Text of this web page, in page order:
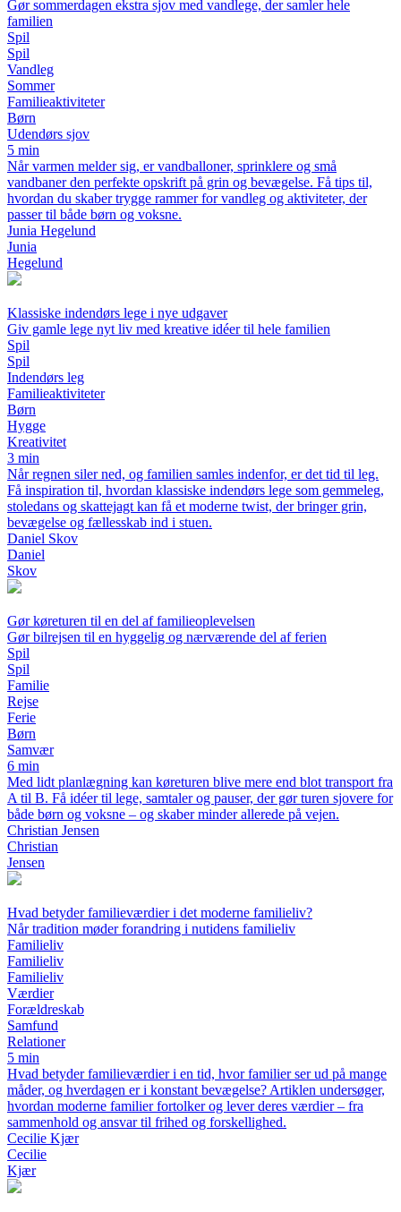
Gør sommerdagen ekstra sjov med vandlege, der samler hele
familien
Spil
Spil
Vandleg
Sommer
Familieaktiviteter
Børn
Udendørs sjov
5 min
Når varmen melder sig, er vandballoner, sprinklere og små
vandbaner den perfekte opskrift på grin og bevægelse. Få tips til,
hvordan du skaber trygge rammer for vandleg og aktiviteter, der
passer til både børn og voksne.
Junia Hegelund
Junia
Hegelund
Klassiske indendørs lege i nye udgaver
Giv gamle lege nyt liv med kreative idéer til hele familien
Spil
Spil
Indendørs leg
Familieaktiviteter
Børn
Hygge
Kreativitet
3 min
Når regnen siler ned, og familien samles indenfor, er det tid til leg.
Få inspiration til, hvordan klassiske indendørs lege som gemmeleg,
stoledans og skattejagt kan få et moderne twist, der bringer grin,
bevægelse og fællesskab ind i stuen.
Daniel Skov
Daniel
Skov
Gør køreturen til en del af familieoplevelsen
Gør bilrejsen til en hyggelig og nærværende del af ferien
Spil
Spil
Familie
Rejse
Ferie
Børn
Samvær
6 min
Med lidt planlægning kan køreturen blive mere end blot transport fra
A til B. Få idéer til lege, samtaler og pauser, der gør turen sjovere for
både børn og voksne – og skaber minder allerede på vejen.
Christian Jensen
Christian
Jensen
Hvad betyder familieværdier i det moderne familieliv?
Når tradition møder forandring i nutidens familieliv
Familieliv
Familieliv
Familieliv
Værdier
Forældreskab
Samfund
Relationer
5 min
Hvad betyder familieværdier i en tid, hvor familier ser ud på mange
måder, og hverdagen er i konstant bevægelse? Artiklen undersøger,
hvordan moderne familier fortolker og lever deres værdier – fra
sammenhold og ansvar til frihed og forskellighed.
Cecilie Kjær
Cecilie
Kjær